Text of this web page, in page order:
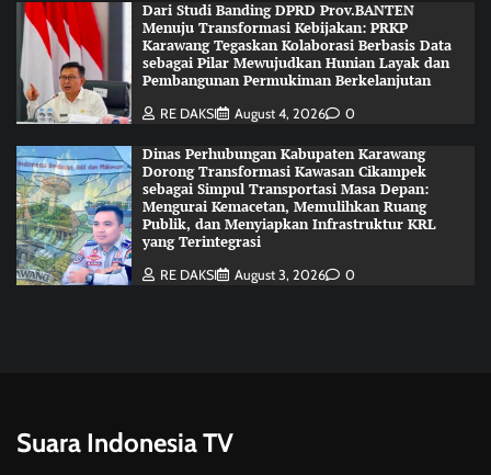
Dari Studi Banding DPRD Prov.BANTEN
Menuju Transformasi Kebijakan: PRKP
Karawang Tegaskan Kolaborasi Berbasis Data
sebagai Pilar Mewujudkan Hunian Layak dan
Pembangunan Permukiman Berkelanjutan
RE DAKSI August 4, 2026 0
Dinas Perhubungan Kabupaten Karawang
Dorong Transformasi Kawasan Cikampek
sebagai Simpul Transportasi Masa Depan:
Mengurai Kemacetan, Memulihkan Ruang
Publik, dan Menyiapkan Infrastruktur KRL
yang Terintegrasi
RE DAKSI August 3, 2026 0
Suara Indonesia TV